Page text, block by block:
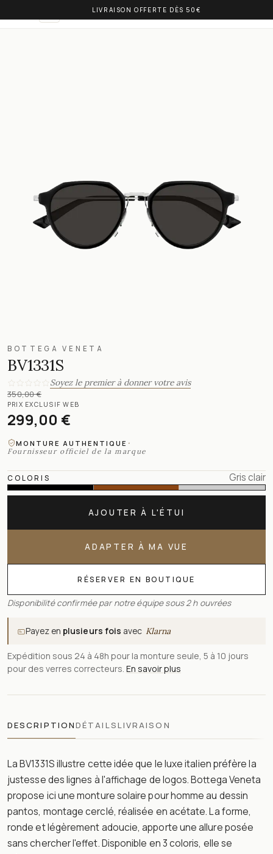
LIVRAISON OFFERTE DÈS 50€
OLIVIA BALM
BOTTEGA VENETA
BV1331S
Soyez le premier à donner votre avis
350,00 €
PRIX EXCLUSIF WEB
299,00 €
MONTURE AUTHENTIQUE ·
Fournisseur officiel de la marque
COLORIS Gris clair
AJOUTER À L'ÉTUI
ADAPTER À MA VUE
RÉSERVER EN BOUTIQUE
Disponibilité confirmée par notre équipe sous 2 h ouvrées
Payez en plusieurs fois avec Klarna
Expédition sous 24 à 48h pour la monture seule, 5 à 10 jours
pour des verres correcteurs. En savoir plus
DESCRIPTIONDÉTAILSLIVRAISON
La BV1331S illustre cette idée que le luxe italien préfère la
justesse des lignes à l'affichage de logos. Bottega Veneta
propose ici une monture solaire pour homme au dessin
pantos, montage cerclé, réalisée en acétate. La forme,
ronde et légèrement adoucie, apporte une allure posée
sans chercher l'effet. Disponible en 3 coloris, elle se